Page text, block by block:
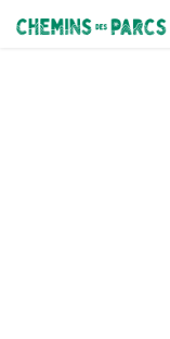
Chemins des Parcs